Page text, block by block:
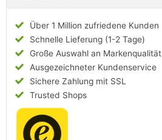
Über 1 Million zufriedene Kunden
Schnelle Lieferung (1-2 Tage)
Große Auswahl an Markenqualität
Ausgezeichneter Kundenservice
Sichere Zahlung mit SSL
Trusted Shops